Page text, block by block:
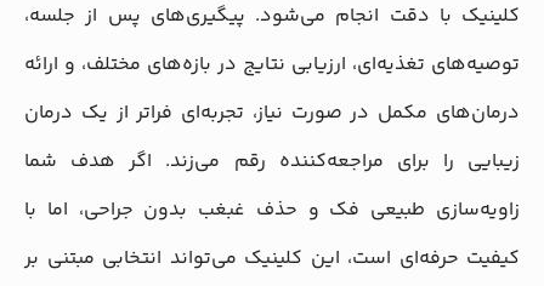
کلینیک با دقت انجام می‌شود. پیگیری‌های پس از جلسه،
توصیه‌های تغذیه‌ای، ارزیابی نتایج در بازه‌های مختلف، و ارائه
درمان‌های مکمل در صورت نیاز، تجربه‌ای فراتر از یک درمان
زیبایی را برای مراجعه‌کننده رقم می‌زند. اگر هدف شما
زاویه‌سازی طبیعی فک و حذف غبغب بدون جراحی، اما با
کیفیت حرفه‌ای است، این کلینیک می‌تواند انتخابی مبتنی بر